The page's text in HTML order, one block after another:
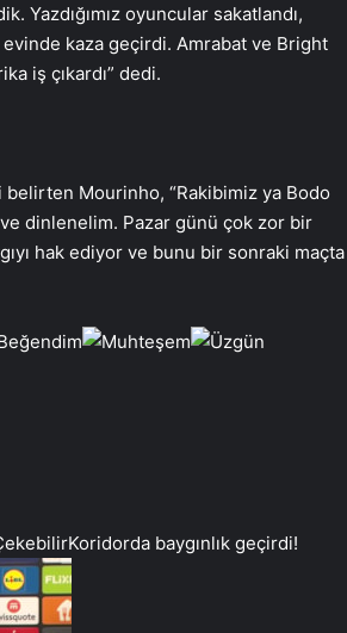
Yazdığımız oyuncular sakatlandı,
evinde kaza geçirdi. Amrabat ve Bright
iş çıkardı” dedi.
Mourinho, “Rakibimiz ya Bodo
dinlenelim. Pazar günü çok zor bir
hak ediyor ve bunu bir sonraki maçta
Koridorda baygınlık geçirdi!